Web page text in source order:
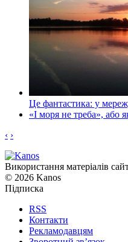
Це фантастика: у
«І моря не треба», або
‹ ›
Використання матеріалів
© 2026 Kanos
Підписка
RSS
Контакти
Рекламодавцям